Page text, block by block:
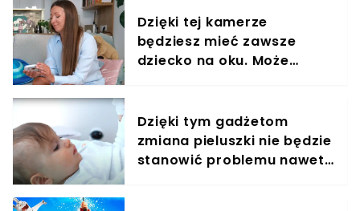
Dzięki tej kamerze
będziesz mieć zawsze
dziecko na oku. Może
Dzięki tym gadżetom
zmiana pieluszki nie będzie
stanowić problemu nawet